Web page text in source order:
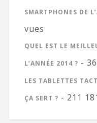
SMARTPHONES DE
vues
QUEL EST LE
L’ANNÉE 2014 ? -
LES TABLETTES
ÇA SERT ? - 211